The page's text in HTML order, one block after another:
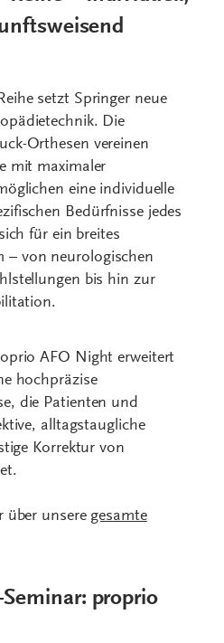
setzt Springer neue
Die
Orthesen vereinen
mit maximaler
eine individuelle
Bedürfnisse jedes
für ein breites
– von neurologischen
bis hin zur
AFO Night erweitert
hochpräzise
die Patienten und
alltagstaugliche
Korrektur von
über unsere gesamte
proprio